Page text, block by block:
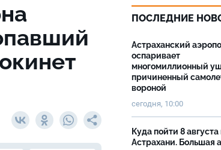
ПОСЛЕДНИЕ
Астраханский
оспаривает
многомиллионный
причиненный
вороной
сегодня, 10:00
Куда пойти 8 августа
Астрахани. Большая